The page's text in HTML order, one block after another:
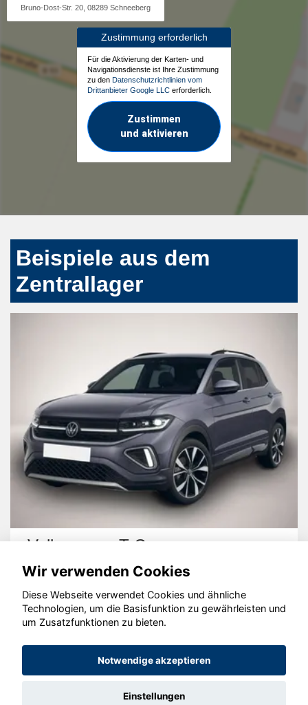
Bruno-Dost-Str. 20, 08289 Schneeberg
Zustimmung erforderlich
Für die Aktivierung der Karten- und
Navigationsdienste ist Ihre Zustimmung
zu den Datenschutzrichtlinien vom
Drittanbieter Google LLC erforderlich.
Zustimmen
und aktivieren
Beispiele aus dem
Zentrallager
T-Cross
© konjunkturmotor.de GmbH 2020 - 2026
Wir verwenden Cookies
Diese Webseite verwendet Cookies und ähnliche
Technologien, um die Basisfunktion zu gewährleisten und
um Zusatzfunktionen zu bieten.
Notwendige akzeptieren
Einstellungen